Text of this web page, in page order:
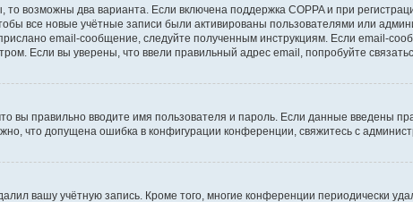
возможны два варианта. Если включена поддержка COPPA и при
все новые учётные записи были активированы пользователями или
email-сообщение, следуйте полученным инструкциям. Если email-
Если вы уверены, что ввели правильный адрес email, попробуйте
вы правильно вводите имя пользователя и пароль. Если данные введены
что допущена ошибка в конфигурации конференции, свяжитесь с
вашу учётную запись. Кроме того, многие конференции периодически